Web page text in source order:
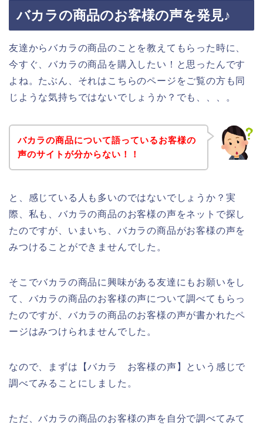
バカラの商品のお客様の声を発見♪
友達からバカラの商品のことを教えてもらった時に、
今すぐ、バカラの商品を購入したい！と思ったんです
よね。たぶん、それはこちらのページをご覧の方も同
じような気持ちではないでしょうか？でも、、、。
バカラの商品について語っているお客様の
声のサイトが分からない！！
と、感じている人も多いのではないでしょうか？実
際、私も、バカラの商品のお客様の声をネットで探し
たのですが、いまいち、バカラの商品がお客様の声を
みつけることができませんでした。
そこでバカラの商品に興味がある友達にもお願いをし
て、バカラの商品のお客様の声について調べてもらっ
たのですが、バカラの商品のお客様の声が書かれたペ
ージはみつけられませんでした。
なので、まずは【バカラ お客様の声】という感じで
調べてみることにしました。
ただ、バカラの商品のお客様の声を自分で調べてみて